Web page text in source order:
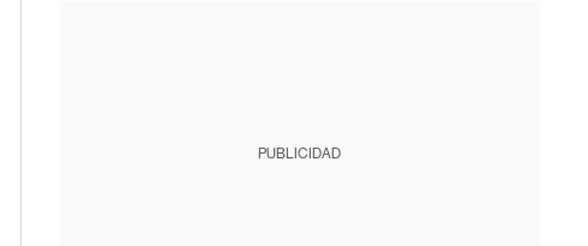
PUBLICIDAD